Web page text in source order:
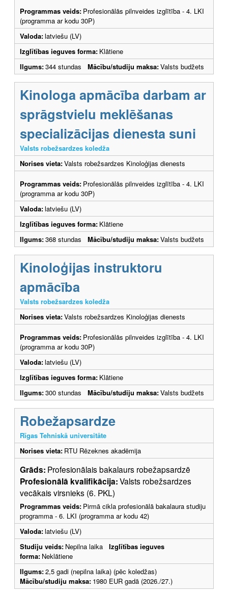
Programmas veids: Profesionālās pilnveides izglītība - 4. LKI
(programma ar kodu 30P)
Valoda:latviešu (LV)
Izglītības ieguves forma: Klātiene
Ilgums:344 stundas Mācību/studiju maksa:Valsts budžets
Kinologa apmācība darbam ar
sprāgstvielu meklēšanas
specializācijas dienesta suni
Valsts robežsardzes koledža
Norises vieta:Valsts robežsardzes Kinoloģijas dienests
Programmas veids: Profesionālās pilnveides izglītība - 4. LKI
(programma ar kodu 30P)
Valoda:latviešu (LV)
Izglītības ieguves forma: Klātiene
Ilgums:368 stundas Mācību/studiju maksa:Valsts budžets
Kinoloģijas instruktoru
apmācība
Valsts robežsardzes koledža
Norises vieta:Valsts robežsardzes Kinoloģijas dienests
Programmas veids: Profesionālās pilnveides izglītība - 4. LKI
(programma ar kodu 30P)
Valoda:latviešu (LV)
Izglītības ieguves forma: Klātiene
Ilgums:300 stundas Mācību/studiju maksa:Valsts budžets
Robežapsardze
Rīgas Tehniskā universitāte
Norises vieta: RTU Rēzeknes akadēmija
Grāds: Profesionālais bakalaurs robežapsardzē
Profesionālā kvalifikācija:Valsts robežsardzes
vecākais virsnieks (6. PKL)
Programmas veids: Pirmā cikla profesionālā bakalaura studiju
programma - 6. LKI (programma ar kodu 42)
Valoda:latviešu (LV)
Studiju veids: Nepilna laika Izglītības ieguves
forma: Neklātiene
Ilgums:2,5 gadi (nepilna laika) (pēc koledžas)
Mācību/studiju maksa: 1980 EUR gadā (2026./27.)